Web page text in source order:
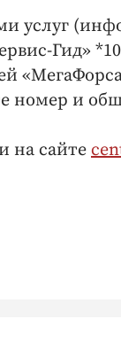
услуг
Гид»
номер и
на сайте